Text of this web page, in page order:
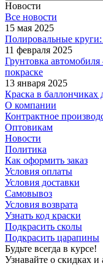
Новости
Все новости
15 мая 2025
Полировальные
11 февраля 2025
Грунтовка
покраске
13 января 2025
Краска в баллончиках
О компании
Контрактное
Оптовикам
Новости
Политика
Как оформить заказ
Условия оплаты
Условия доставки
Самовывоз
Условия возврата
Узнать код краски
Подкрасить сколы
Подкрасить царапины
Будьте всегда в курсе!
Узнавайте о скидках